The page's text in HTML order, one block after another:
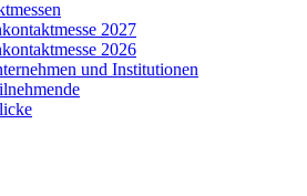
2027
2026
und Institutionen